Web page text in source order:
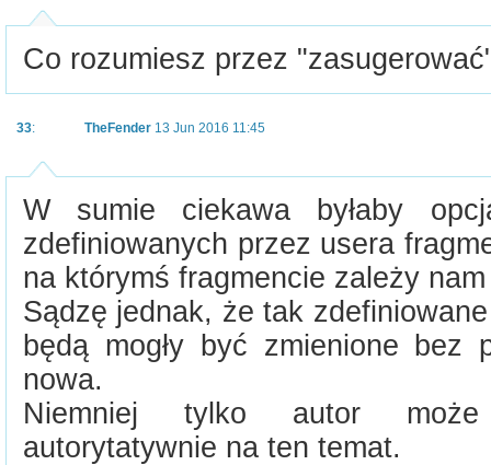
Co rozumiesz przez
33: TheFender 13 Jun 2016 11:45
W sumie ciekawa byłaby
zdefiniowanych przez usera
na którymś fragmencie zależy
Sądzę jednak, że tak
będą mogły być zmienione bez
nowa.
Niemniej tylko autor
autorytatywnie na ten temat.